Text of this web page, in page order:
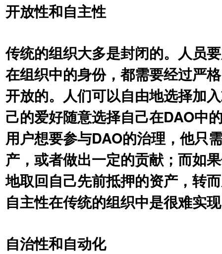
开放性和⾃主性
传统的组织⼤多是封闭的。⼈员
在组织中的⾝份，都需要经过严
开放的。⼈们可以⾃由地选择加
⼰的爱好随意选择⾃⼰在DAO中
⽤户想要参与DAO的治理，他只
产，或者做出⼀定的贡献；⽽如
地取回⾃⼰先前抵押的资产，转
⾃主性在传统的组织中是很难实
⾃治性和⾃动化